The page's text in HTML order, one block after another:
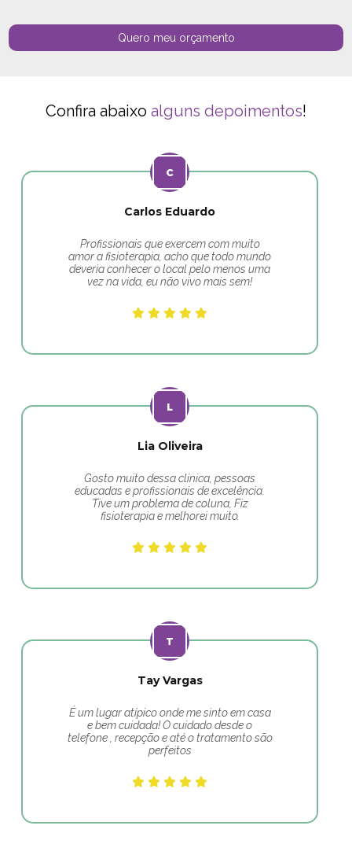
Quero meu orçamento
Confira abaixo alguns depoimentos!
Carlos Eduardo
Profissionais que exercem com muito
amor a fisioterapia, acho que todo mundo
deveria conhecer o local pelo menos uma
vez na vida, eu não vivo mais sem!
Lia Oliveira
Gosto muito dessa clínica, pessoas
educadas e profissionais de excelência.
Tive um problema de coluna, Fiz
fisioterapia e melhorei muito.
Tay Vargas
É um lugar atípico onde me sinto em casa
e bem cuidada! O cuidado desde o
telefone , recepção e até o tratamento são
perfeitos